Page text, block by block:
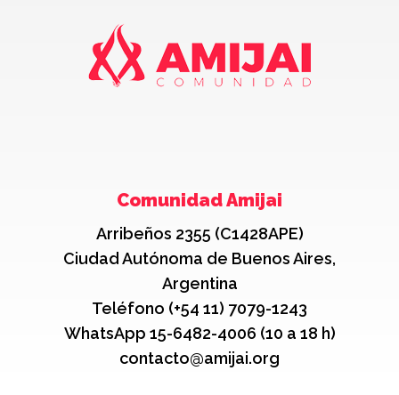
Comunidad Amijai
Arribeños 2355 (C1428APE)
Ciudad Autónoma de Buenos Aires,
Argentina
Teléfono (+54 11) 7079-1243
WhatsApp 15-6482-4006 (10 a 18 h)
contacto@amijai.org